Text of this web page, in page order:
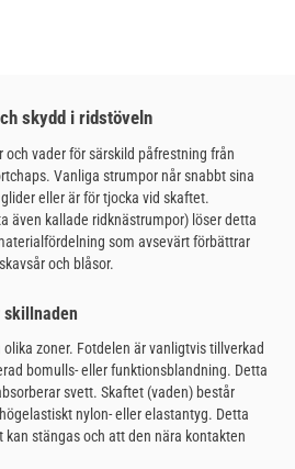
skydd i ridstöveln
vader för särskild påfrestning från
Vanliga strumpor når snabbt sina
eller är för tjocka vid skaftet.
även kallade ridknästrumpor) löser detta
som avsevärt förbättrar
och blåsor.
zoner. Fotdelen är vanligtvis tillverkad
bomulls- eller funktionsblandning. Detta
svett. Skaftet (vaden) består
nylon- eller elastantyg. Detta
stängas och att den nära kontakten